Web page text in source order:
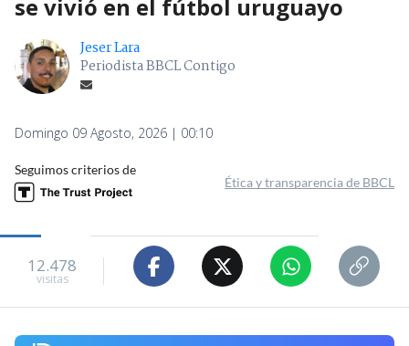
se vivió en el fútbol uruguayo
Jeser Lara
Periodista BBCL Contigo
Domingo 09 Agosto, 2026 | 00:10
Seguimos criterios de
Ética y transparencia de BBCL
12.478
visitas